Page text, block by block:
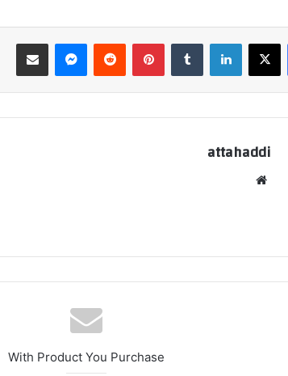
فيسبوك لينكدإن بينتيريست
attahaddi
With Product You Purchase